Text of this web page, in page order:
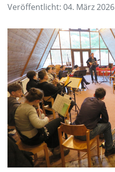
Veröffentlicht: 04. März 2026